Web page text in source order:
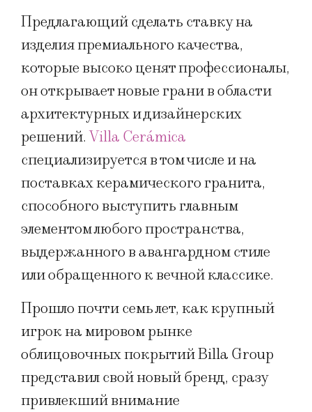
Предлагающий сделать ставку на
изделия премиального качества,
которые высоко ценят профессионалы,
он открывает новые грани в области
архитектурных и дизайнерских
решений.Villa Cerámica
специализируется в том числе и на
поставках керамического гранита,
способного выступить главным
элементом любого пространства,
выдержанного в авангардном стиле
или обращенного к вечной классике.
Прошло почти семь лет, как крупный
игрок на мировом рынке
облицовочных покрытий Billa Group
представил свой новый бренд, сразу
привлекший внимание